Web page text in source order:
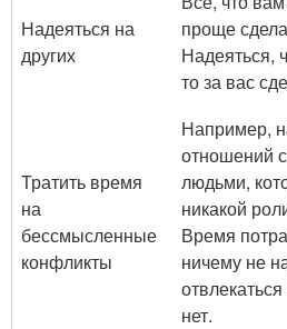
Надеяться на
других
проще
Надеяться,
то за вас
Тратить время
на
бессмысленные
конфликты
Например,
отношений
людьми,
никакой
Время
ничему не
нет.